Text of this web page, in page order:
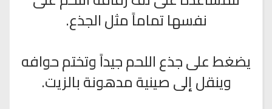
نفسها تماماً مثل الجذع.
يضغط على جذع اللحم جيداً وتختم حوافه
وينقل إلى صينية مدهونة بالزيت.